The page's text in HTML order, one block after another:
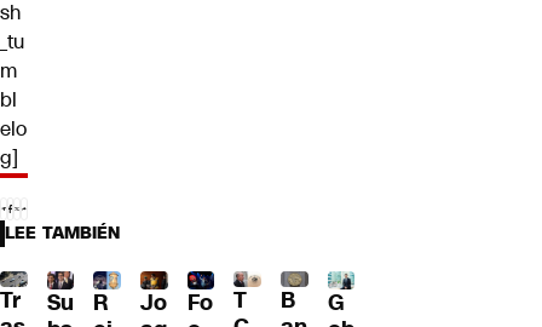
sh
_tu
m
bl
elo
g]
LEE TAMBIÉN
Tr
Su
R
Jo
Fo
T
B
G